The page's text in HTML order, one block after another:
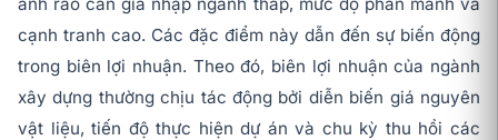
cạnh tranh cao. Các đặc điểm này dẫn đến sự biến động
trong biên lợi nhuận. Theo đó, biên lợi nhuận của ngành
xây dựng thường chịu tác động bởi diễn biến giá nguyên
vật liệu, tiến độ thực hiện dự án và chu kỳ thu hồi các